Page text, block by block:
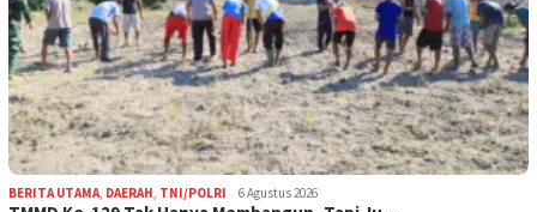
BERITA UTAMA, DAERAH, TNI/POLRI 6 Agustus 2026